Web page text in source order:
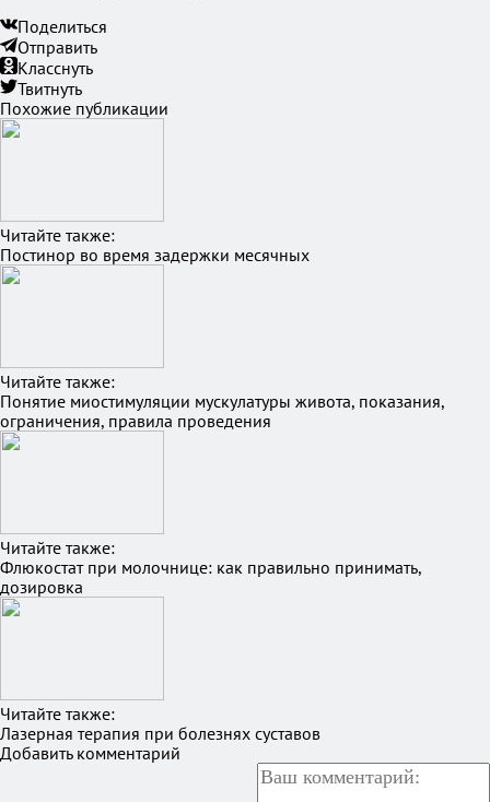
Поделиться
Отправить
Класснуть
Твитнуть
Похожие публикации
Читайте также:
Постинор во время задержки месячных
Читайте также:
Понятие миостимуляции мускулатуры живота, показания,
ограничения, правила проведения
Читайте также:
Флюкостат при молочнице: как правильно принимать,
дозировка
Читайте также:
Лазерная терапия при болезнях суставов
Добавить комментарий